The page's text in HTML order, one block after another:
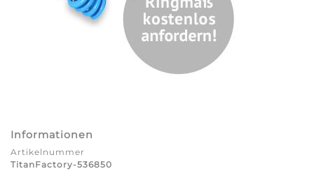
Informationen
Artikelnummer
TitanFactory-536850